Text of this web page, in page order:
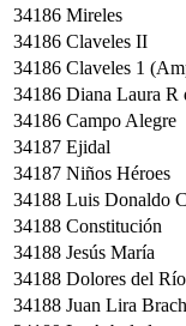
34186 Mireles
34186 Claveles II
34186 Claveles 1
34186 Diana Laura R
34186 Campo Alegre
34187 Ejidal
34187 Niños Héroes
34188 Luis Donaldo
34188 Constitución
34188 Jesús María
34188 Dolores del Río
34188 Juan Lira